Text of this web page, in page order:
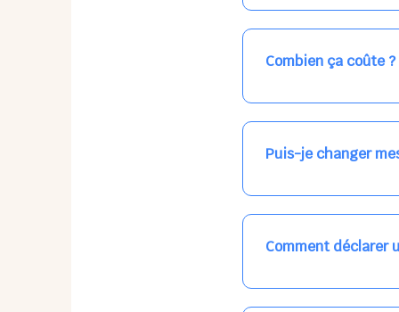
Vous avez besoin
les places disponibles
Combien ça coûte ?
Votre accueil est
habituel. N'hésitez
Puis-je changer
Dans votre profil
email, par SMS, par
Comment déclarer
Signalez une absence
ou